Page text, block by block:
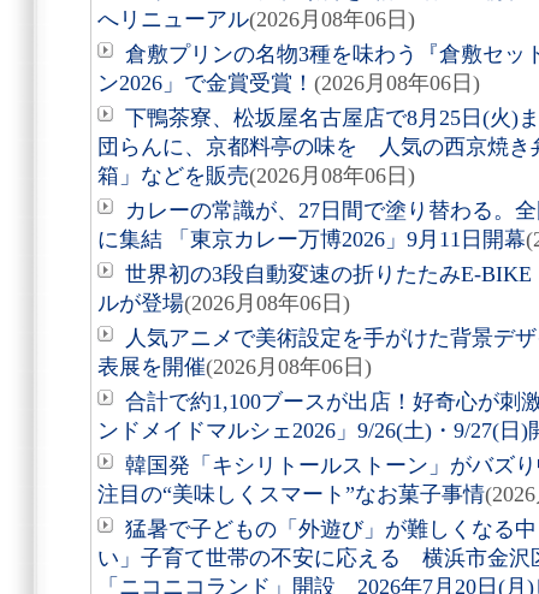
へリニューアル(2026月08年06日)
倉敷プリンの名物3種を味わう『倉敷セッ
ン2026」で金賞受賞！ (2026月08年06日)
下鴨茶寮、松坂屋名古屋店で8月25日(火)
団らんに、京都料亭の味を 人気の西京焼き
箱」などを販売(2026月08年06日)
カレーの常識が、27日間で塗り替わる。
に集結 「東京カレー万博2026」9月11日開幕
世界初の3段自動変速の折りたたみE-
ルが登場(2026月08年06日)
人気アニメで美術設定を手がけた背景デ
表展を開催(2026月08年06日)
合計で約1,100ブースが出店！好奇心が
ンドメイドマルシェ2026」9/26(土)・9/27(日)
韓国発「キシリトールストーン」がバズ
注目の“美味しくスマート”なお菓子事情
猛暑で子どもの「外遊び」が難しくなる
い」子育て世帯の不安に応える 横浜市金沢
「ニコニコランド」開設 2026年7月20日(